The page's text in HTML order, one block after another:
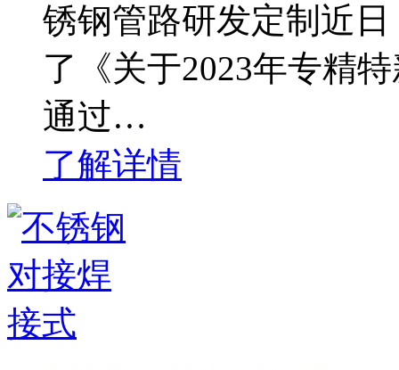
锈钢管路研发定制近
了《关于2023年专精
通过…
了解详情